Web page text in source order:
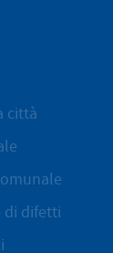
città
di difetti